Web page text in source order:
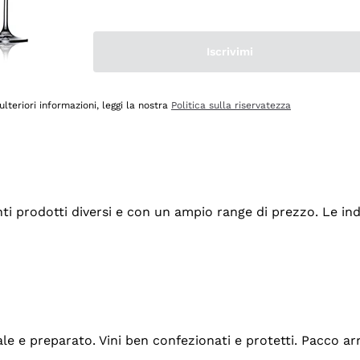
diversi e con un ampio range di prezzo. Le
e preparato. Vini ben confezionati e protetti. Pacco
Iscrivimi
informazioni, leggi la nostra Politica sulla riservatezza